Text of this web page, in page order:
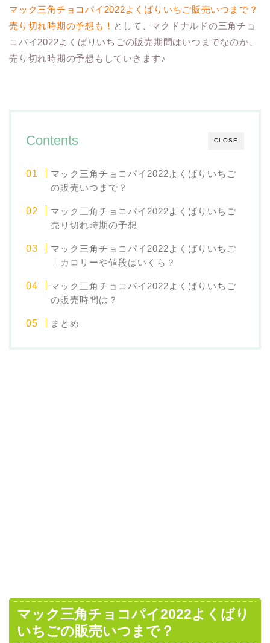
マック三角チョコパイ2022よくばりいちご販売いつまで？
売り切れ時期の予想も！ として、マクドナルドの三角チョ
コパイ2022よくばりいちごの販売期間はいつまでなのか、
売り切れ時期の予想もしていきます♪
CLOSE
Contents
マック三角チョコパイ2022よくばりいちご
の販売いつまで？
マック三角チョコパイ2022よくばりいちご
売り切れ時期の予想
マック三角チョコパイ2022よくばりいちご
｜カロリーや値段はいくら？
マック三角チョコパイ2022よくばりいちご
の販売時間は？
まとめ
マック三角チョコパイ2022よくばり
いちごの販売いつまで？